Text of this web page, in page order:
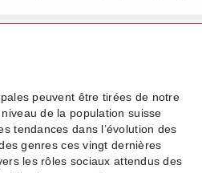
peuvent être tirées de notre
de la population suisse
tendances dans l’évolution des
genres ces vingt dernières
les rôles sociaux attendus des